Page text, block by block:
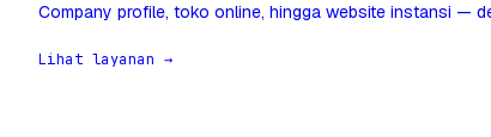
Company profile, toko online, hingga website instansi —
Lihat layanan →